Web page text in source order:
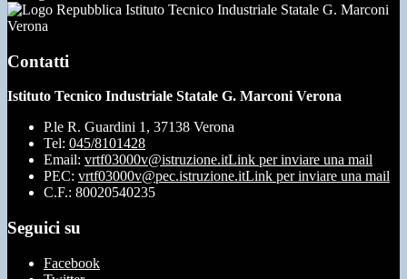
Istituto Tecnico Industriale Statale G. Marconi
Verona
Contatti
Istituto Tecnico Industriale Statale G. Marconi Verona
P.le R. Guardini 1, 37138 Verona
Tel: 045/8101428
Email: vrtf03000v@istruzione.itLink per inviare una mail
PEC: vrtf03000v@pec.istruzione.itLink per inviare una mail
C.F.: 80020540235
Seguici su
Facebook